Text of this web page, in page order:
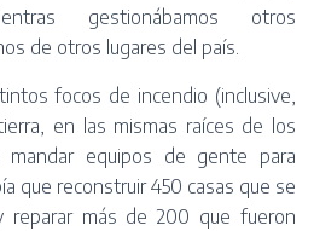
gestionábamos otros
de otros lugares del país.
focos de incendio (inclusive,
en las mismas raíces de los
mandar equipos de gente para
que reconstruir 450 casas que se
reparar más de 200 que fueron